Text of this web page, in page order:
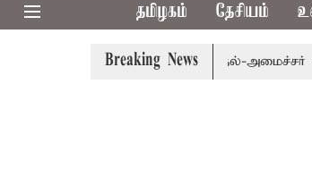
தமிழகம் தேசியம்
Breaking News
கூட்டத்துக்கு முதல்-அமைச்சர் விஜய்